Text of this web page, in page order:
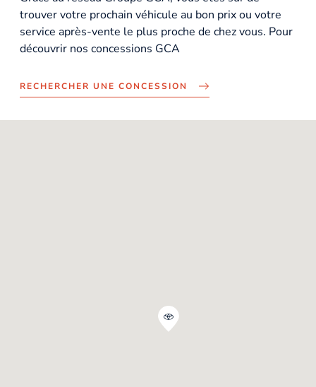
trouver votre prochain véhicule au bon prix ou votre
service après-vente le plus proche de chez vous. Pour
découvrir nos concessions GCA
RECHERCHER UNE CONCESSION